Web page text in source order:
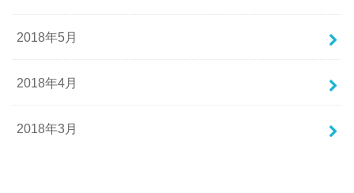
2018年5月
2018年4月
2018年3月